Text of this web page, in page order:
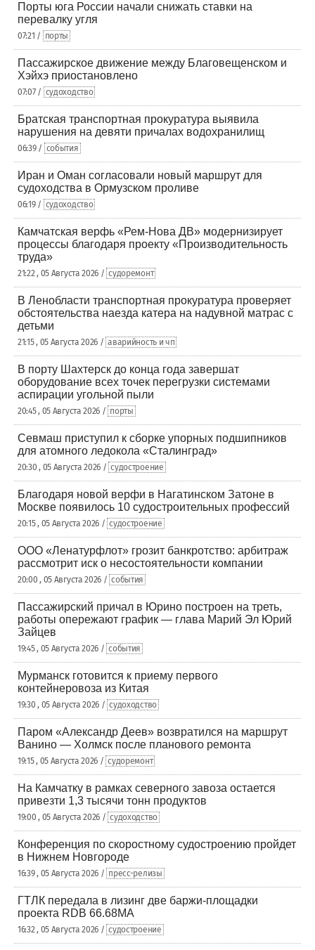
Порты юга России начали снижать ставки на
перевалку угля
07:21 / порты
Пассажирское движение между Благовещенском и
Хэйхэ приостановлено
07:07 / судоходство
Братская транспортная прокуратура выявила
нарушения на девяти причалах водохранилищ
06:39 / события
Иран и Оман согласовали новый маршрут для
судоходства в Ормузском проливе
06:19 / судоходство
Камчатская верфь «Рем-Нова ДВ» модернизирует
процессы благодаря проекту «Производительность
труда»
21:22 , 05 Августа 2026 / судоремонт
В Ленобласти транспортная прокуратура проверяет
обстоятельства наезда катера на надувной матрас с
детьми
21:15 , 05 Августа 2026 / аварийность и чп
В порту Шахтерск до конца года завершат
оборудование всех точек перегрузки системами
аспирации угольной пыли
20:45 , 05 Августа 2026 / порты
Севмаш приступил к сборке упорных подшипников
для атомного ледокола «Сталинград»
20:30 , 05 Августа 2026 / судостроение
Благодаря новой верфи в Нагатинском Затоне в
Москве появилось 10 судостроительных профессий
20:15 , 05 Августа 2026 / судостроение
ООО «Ленатурфлот» грозит банкротство: арбитраж
рассмотрит иск о несостоятельности компании
20:00 , 05 Августа 2026 / события
Пассажирский причал в Юрино построен на треть,
работы опережают график — глава Марий Эл Юрий
Зайцев
19:45 , 05 Августа 2026 / события
Мурманск готовится к приему первого
контейнеровоза из Китая
19:30 , 05 Августа 2026 / судоходство
Паром «Александр Деев» возвратился на маршрут
Ванино — Холмск после планового ремонта
19:15 , 05 Августа 2026 / судоремонт
На Камчатку в рамках северного завоза остается
привезти 1,3 тысячи тонн продуктов
19:00 , 05 Августа 2026 / судоходство
Конференция по скоростному судостроению пройдет
в Нижнем Новгороде
16:39 , 05 Августа 2026 / пресс-релизы
ГТЛК передала в лизинг две баржи-площадки
проекта RDB 66.68МА
16:32 , 05 Августа 2026 / судостроение